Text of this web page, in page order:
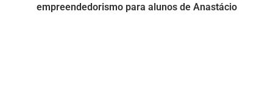
empreendedorismo para alunos de Anastácio